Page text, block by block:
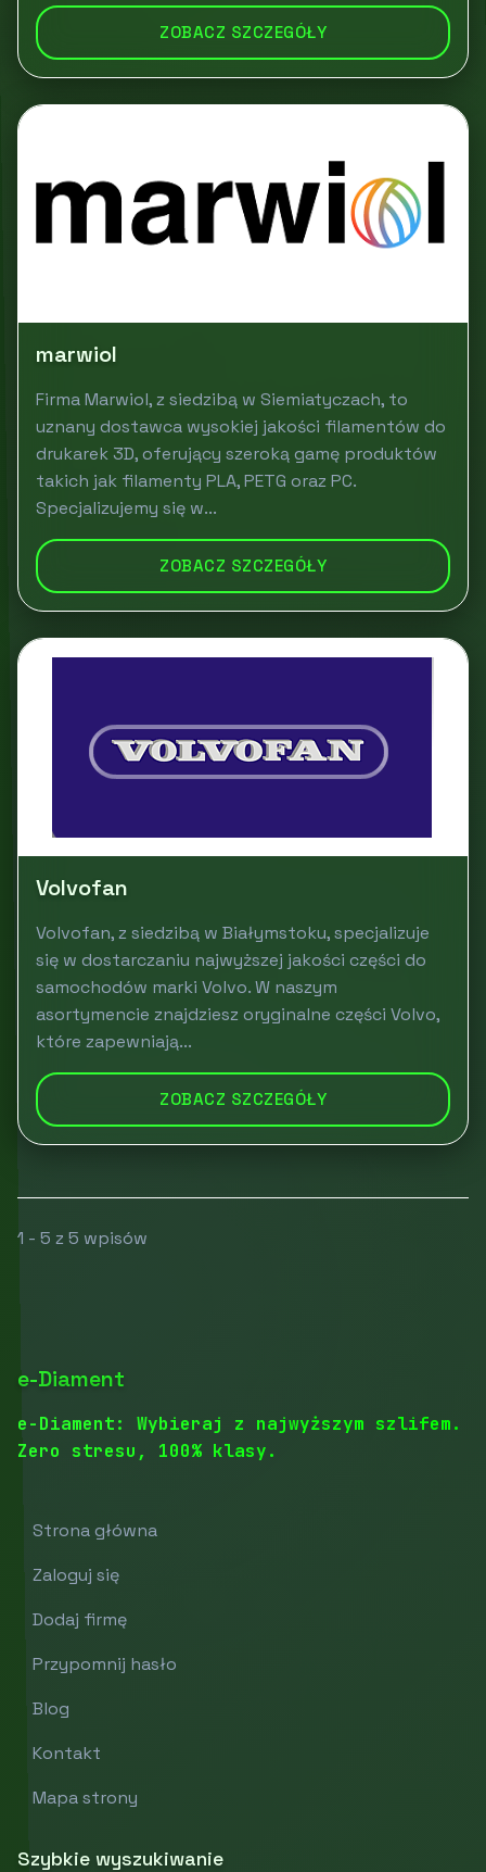
ZOBACZ SZCZEGÓŁY
marwiol
Firma Marwiol, z siedzibą w Siemiatyczach, to
uznany dostawca wysokiej jakości filamentów do
drukarek 3D, oferujący szeroką gamę produktów
takich jak filamenty PLA, PETG oraz PC.
Specjalizujemy się w...
ZOBACZ SZCZEGÓŁY
Volvofan
Volvofan, z siedzibą w Białymstoku, specjalizuje
się w dostarczaniu najwyższej jakości części do
samochodów marki Volvo. W naszym
asortymencie znajdziesz oryginalne części Volvo,
które zapewniają...
ZOBACZ SZCZEGÓŁY
1 - 5 z 5 wpisów
e-Diament
e-Diament: Wybieraj z najwyższym szlifem.
Zero stresu, 100% klasy.
Strona główna
Zaloguj się
Dodaj firmę
Przypomnij hasło
Blog
Kontakt
Mapa strony
Szybkie wyszukiwanie